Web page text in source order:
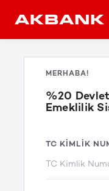
MERHABA!
%20
Emeklilik
TC KIMLIK